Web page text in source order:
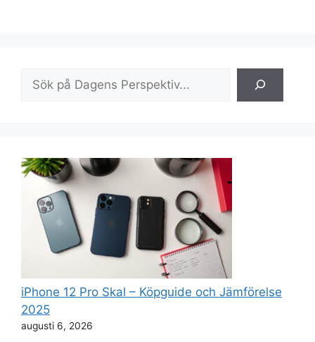
iPhone 12 Pro Skal – Köpguide och Jämförelse
2025
augusti 6, 2026